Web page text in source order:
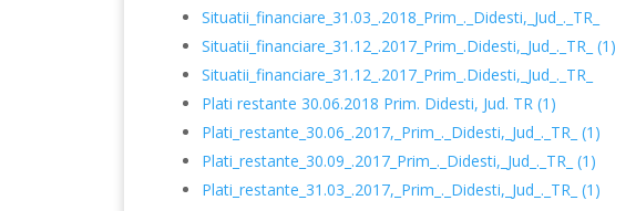
Situatii_financiare_31.03_.2018_Prim_._Didesti,_Jud_._TR_
Situatii_financiare_31.12_.2017_Prim_.Didesti,_Jud_._TR_ (1)
Situatii_financiare_31.12_.2017_Prim_.Didesti,_Jud_._TR_
Plati restante 30.06.2018 Prim. Didesti, Jud. TR (1)
Plati_restante_30.06_.2017,_Prim_._Didesti,_Jud_._TR_ (1)
Plati_restante_30.09_.2017_Prim_._Didesti,_Jud_._TR_ (1)
Plati_restante_31.03_.2017,_Prim_._Didesti,_Jud_._TR_ (1)